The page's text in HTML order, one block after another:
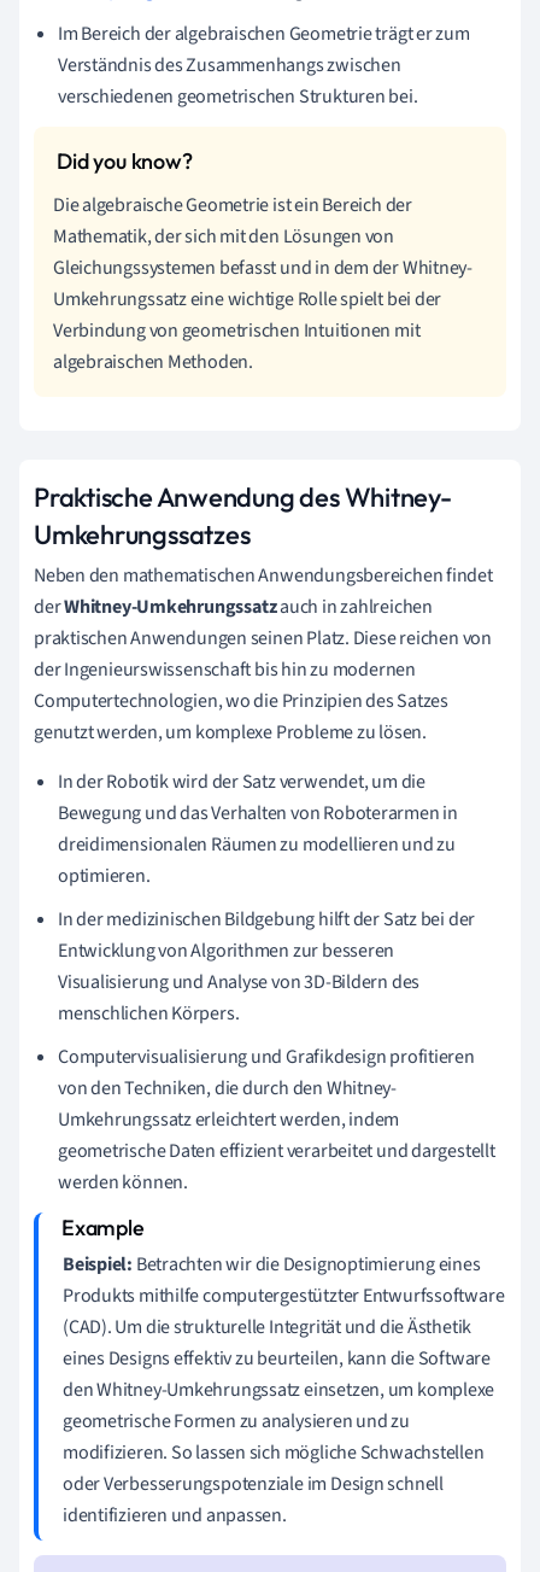
Im Bereich der algebraischen Geometrie trägt er zum
Verständnis des Zusammenhangs zwischen
verschiedenen geometrischen Strukturen bei.
Die algebraische Geometrie ist ein Bereich der
Mathematik, der sich mit den Lösungen von
Gleichungssystemen befasst und in dem der Whitney-
Umkehrungssatz eine wichtige Rolle spielt bei der
Verbindung von geometrischen Intuitionen mit
algebraischen Methoden.
Praktische Anwendung des Whitney-
Umkehrungssatzes
Neben den mathematischen Anwendungsbereichen findet
derWhitney-Umkehrungssatzauch in zahlreichen
praktischen Anwendungen seinen Platz. Diese reichen von
der Ingenieurswissenschaft bis hin zu modernen
Computertechnologien, wo die Prinzipien des Satzes
genutzt werden, um komplexe Probleme zu lösen.
In der Robotik wird der Satz verwendet, um die
Bewegung und das Verhalten von Roboterarmen in
dreidimensionalen Räumen zu modellieren und zu
optimieren.
In der medizinischen Bildgebung hilft der Satz bei der
Entwicklung von Algorithmen zur besseren
Visualisierung und Analyse von 3D-Bildern des
menschlichen Körpers.
Computervisualisierung und Grafikdesign profitieren
von den Techniken, die durch den Whitney-
Umkehrungssatz erleichtert werden, indem
geometrische Daten effizient verarbeitet und dargestellt
werden können.
Beispiel: Betrachten wir die Designoptimierung eines
Produkts mithilfe computergestützter Entwurfssoftware
(CAD). Um die strukturelle Integrität und die Ästhetik
eines Designs effektiv zu beurteilen, kann die Software
den Whitney-Umkehrungssatz einsetzen, um komplexe
geometrische Formen zu analysieren und zu
modifizieren. So lassen sich mögliche Schwachstellen
oder Verbesserungspotenziale im Design schnell
identifizieren und anpassen.